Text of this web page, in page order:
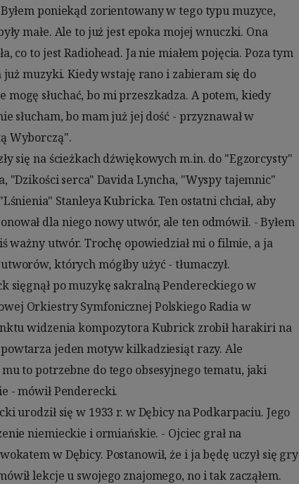
poniekąd zorientowany w tego typu muzyce,
małe. Ale to już jest epoka mojej wnuczki. Ona
co to jest Radiohead. Ja nie miałem pojęcia. Poza tym
już muzyki. Kiedy wstaję rano i zabieram się do
mogę słuchać, bo mi przeszkadza. A potem, kiedy
słucham, bo mam już jej dość - przyznawał w
Wyborczą".
się na ścieżkach dźwiękowych m.in. do "Egzorcysty"
"Dzikości serca" Davida Lyncha, "Wyspy tajemnic"
Stanleya Kubricka. Ten ostatni chciał, aby
dla niego nowy utwór, ale ten odmówił. - Byłem
ważny utwór. Trochę opowiedział mi o filmie, a ja
których mógłby użyć - tłumaczył.
sięgnął po muzykę sakralną Pendereckiego w
Orkiestry Symfonicznej Polskiego Radia w
widzenia kompozytora Kubrick zrobił harakiri na
jeden motyw kilkadziesiąt razy. Ale
to potrzebne do tego obsesyjnego tematu, jaki
- mówił Penderecki.
urodził się w 1933 r. w Dębicy na Podkarpaciu. Jego
niemieckie i ormiańskie. - Ojciec grał na
w Dębicy. Postanowił, że i ja będę uczył się gry
lekcje u swojego znajomego, no i tak zacząłem.
pięcioma statuetkami Grammy.
dworek i park w Lusławicach pod Zakliczynem.
sadził drzewa, których sadzonki przywoził z
rozrosły się do 27 ha i dwóch tysięcy
azylem dla kompozytora. W 2013 r. tuż obok
twórcy, powstało olbrzymie Centrum Muzyki,
która służy m.in. jako
i koncertowe dla młodych muzyków. W 2019 roku
ministra kultury Piotra Glińskiego i za zgodą rodziny
przejął skarb państwa.
był niezwykle wszechstronnym twórcą: pisał
oratoryjne i opery, ale także doskonałą muzykę
skomponowane utwory na chór a cappella. Miał
głosu, szczególnie sopranu dramatycznego,
wykorzystuje maksimum ekspresji muzycznej.
rzemiosłu i słuchowi polifonicznemu, potrafił być i
był dla niego Pablo Picasso, artysta, który
i zmieniać „artystycznej” skóry. - To nie ja
zdradziła muzykę - mówił. - I czas
rację, bo awangarda skończyła się na początku lat 70., a
kopiowanie starych pomysłów. Nie chciałem pisać
uznałem, że jest to droga donikąd, więc trzeba z niej
rozejm z tradycją. Picasso też nigdy nie wrócił do